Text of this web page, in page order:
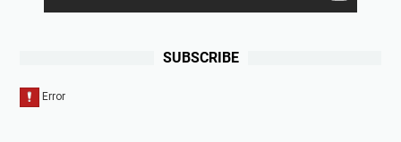
SUBSCRIBE